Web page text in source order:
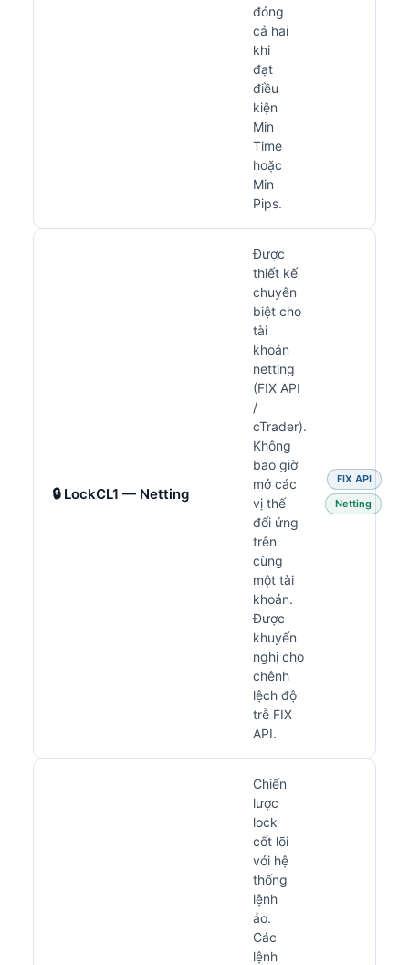
đóng
cả hai
khi
đạt
điều
kiện
Min
Time
hoặc
Min
Pips.
🔒 LockCL1 — Netting
Được
thiết kế
chuyên
biệt cho
tài
khoản
netting
(FIX API
/
cTrader).
Không
bao giờ
mở các
vị thế
đối ứng
trên
cùng
một tài
khoản.
Được
khuyến
nghị cho
chênh
lệch độ
trễ FIX
API.
FIX API
Netting
Chiến
lược
lock
cốt lõi
với hệ
thống
lệnh
ảo.
Các
lệnh